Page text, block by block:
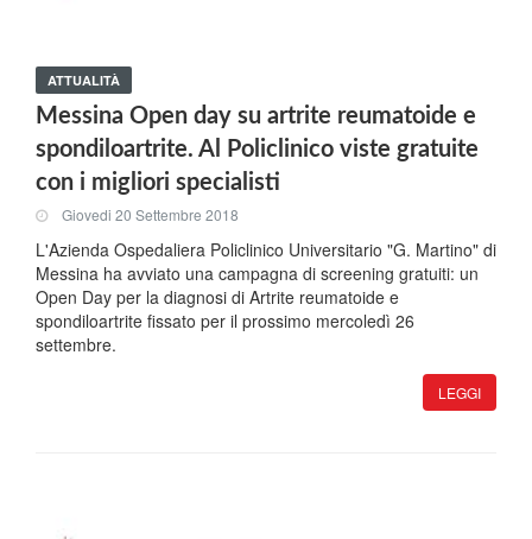
ATTUALITÀ
Messina Open day su artrite reumatoide e
spondiloartrite. Al Policlinico viste gratuite
con i migliori specialisti
Giovedi 20 Settembre 2018
L'Azienda Ospedaliera Policlinico Universitario "G. Martino" di
Messina ha avviato una campagna di screening gratuiti: un
Open Day per la diagnosi di Artrite reumatoide e
spondiloartrite fissato per il prossimo mercoledì 26
settembre.
LEGGI